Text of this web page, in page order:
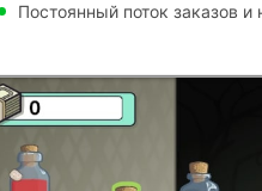
Постоянный поток заказов